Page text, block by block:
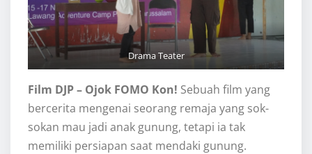
Drama Teater
Film DJP – Ojok FOMO Kon! Sebuah film yang
bercerita mengenai seorang remaja yang sok-
sokan mau jadi anak gunung, tetapi ia tak
memiliki persiapan saat mendaki gunung.